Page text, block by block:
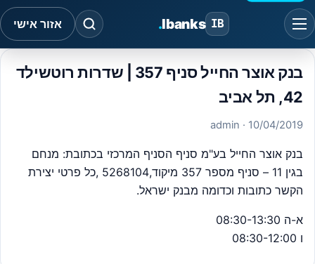
IB
Ibanks
. אזור אישי
בנק אוצר החייל סניף 357 | שדרות רוטשילד
42, תל אביב
10/04/2019
· admin
בנק אוצר החייל בע"מ סניף הסניף המרכזי בכתובת: מנחם
בגין 11 – סניף מספר 357 מיקוד,5268104 ,כל פרטי יצירת
הקשר כתובות וכדומה מבנק ישראל.
א-ה 08:30-13:30
ו 08:30-12:00